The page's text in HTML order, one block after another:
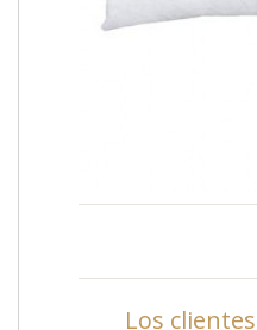
Los